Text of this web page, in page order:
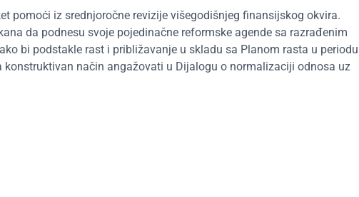
pomoći iz srednjoročne revizije višegodišnjeg finansijskog okvira.
da podnesu svoje pojedinačne reformske agende sa razrađenim
bi podstakle rast i približavanje u skladu sa Planom rasta u periodu
način angažovati u Dijalogu o normalizaciji odnosa uz